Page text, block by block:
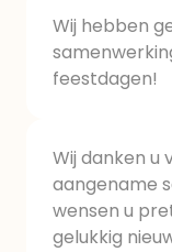
Wij hebben
feestdagen!
Wij danken u
aangename
wensen u
gelukkig